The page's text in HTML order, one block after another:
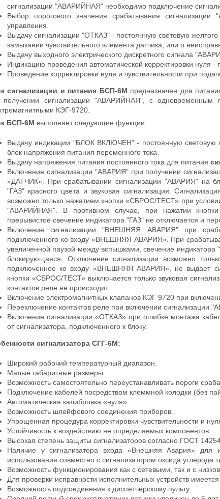
сигнализации "АВАРИЙНАЯ" необходимо подключение
Выбор порогового значения срабатывания
управления.
Выдачу сигнализации "ОТКАЗ" - постоянную световую
замыкании чувствительного элемента датчика, или о
Выдачу выходного электрического дискретного сигнала
Индикацию проведения автоматической корректировки нуля -
Проведение корректировки нуля и чувствительности при
сигнализации и питания БСП-6М предназначен для
получении сигнализации "АВАРИЙНАЯ", с одновременным
КЭГ-9720.
БСП-6М выполняет следующие функции:
Выдачу индикации "БЛОК ВКЛЮЧЕН" - постоянную световую
блок напряжения питания переменного тока.
Выдачу напряжения питания постоянного тока для питания
Включение сигнализации "АВАРИЯ" при получении
«ДАТЧИК». При срабатывании сигнализации "АВАРИЯ" на
"ГАЗ" красного цвета и звуковая сигнализация.
возможно только нажатием кнопки «СБРОС/ТЕСТ» при
"АВАРИЙНАЯ". В противном случае, при нажатии
прерывистое свечение индикатора "ГАЗ" не отключается и
Включение сигнализации "ВНЕШНЯЯ АВАРИЯ" при
подключенного ко входу «ВНЕШНЯЯ АВАРИЯ». При
увеличенной паузой между вспышками, свечение
блокирующаяся. Отключение сигнализации возможно
подключенное ко входу «ВНЕШНЯЯ АВАРИЯ», не выдает
кнопки «СБРОС/ТЕСТ» выключается только звуковая
контактов реле не происходит.
Включение электромагнитных клапанов КЭГ 9720 при
Переключение контактов реле при включении
Включение сигнализации «ОТКАЗ» при ошибке монтажа
от сигнализатора, подключенного к блоку.
сигнализатора СГГ-6М:
Широкий рабочий температурный диапазон.
Малые габаритные размеры.
Возможность самостоятельно переустанавливать пороги
Подключение кабелей посредством клеммной колодки (без
Автоматическая калибровка «нуля».
Возможность шлейфового соединения приборов.
Упрощенная процедура корректировки чувствительности и
Устойчивость к воздействию не определяемых компонентов.
Высокая степень защиты сигнализаторов согласно ГОСТ
Наличие у сигнализатора входа «Внешняя Авария» для
использования совместно с сигнализатором оксида углерода
Возможность функционирования как с сетевыми, так и с
Для проверки исправности исполнительных устройств
Возможность подсоединения к диспетчерскому пульту.